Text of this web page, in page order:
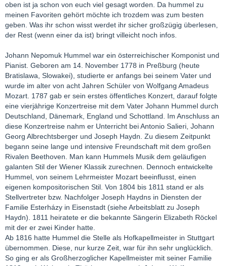
oben ist ja schon von euch viel gesagt worden. Da hummel zu
meinen Favoriten gehört möchte ich trozdem was zum besten
geben. Was ihr schon wisst werdet ihr sicher großzügig überlesen,
der Rest (wenn einer da ist) bringt villeicht noch infos.
Johann Nepomuk Hummel war ein österreichischer Komponist und
Pianist. Geboren am 14. November 1778 in Preßburg (heute
Bratislawa, Slowakei), studierte er anfangs bei seinem Vater und
wurde im alter von acht Jahren Schüler von Wolfgang Amadeus
Mozart. 1787 gab er sein erstes öffentliches Konzert, darauf folgte
eine vierjährige Konzertreise mit dem Vater Johann Hummel durch
Deutschland, Dänemark, England und Schottland. Im Anschluss an
diese Konzertreise nahm er Unterricht bei Antonio Salieri, Johann
Georg Albrechtsberger und Joseph Haydn. Zu diesem Zeitpunkt
begann seine lange und intensive Freundschaft mit dem großen
Rivalen Beethoven. Man kann Hummels Musik dem geläufigen
galanten Stil der Wiener Klassik zurechnen. Dennoch entwickelte
Hummel, von seinem Lehrmeister Mozart beeinflusst, einen
eigenen kompositorischen Stil. Von 1804 bis 1811 stand er als
Stellvertreter bzw. Nachfolger Joseph Haydns in Diensten der
Familie Esterházy in Eisenstadt (siehe Arbeitsblatt zu Joseph
Haydn). 1811 heiratete er die bekannte Sängerin Elizabeth Röckel
mit der er zwei Kinder hatte.
Ab 1816 hatte Hummel die Stelle als Hofkapellmeister in Stuttgart
übernommen. Diese, nur kurze Zeit, war für ihn sehr unglücklich.
So ging er als Großherzoglicher Kapellmeister mit seiner Familie